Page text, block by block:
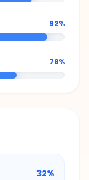
92%
78%
32%